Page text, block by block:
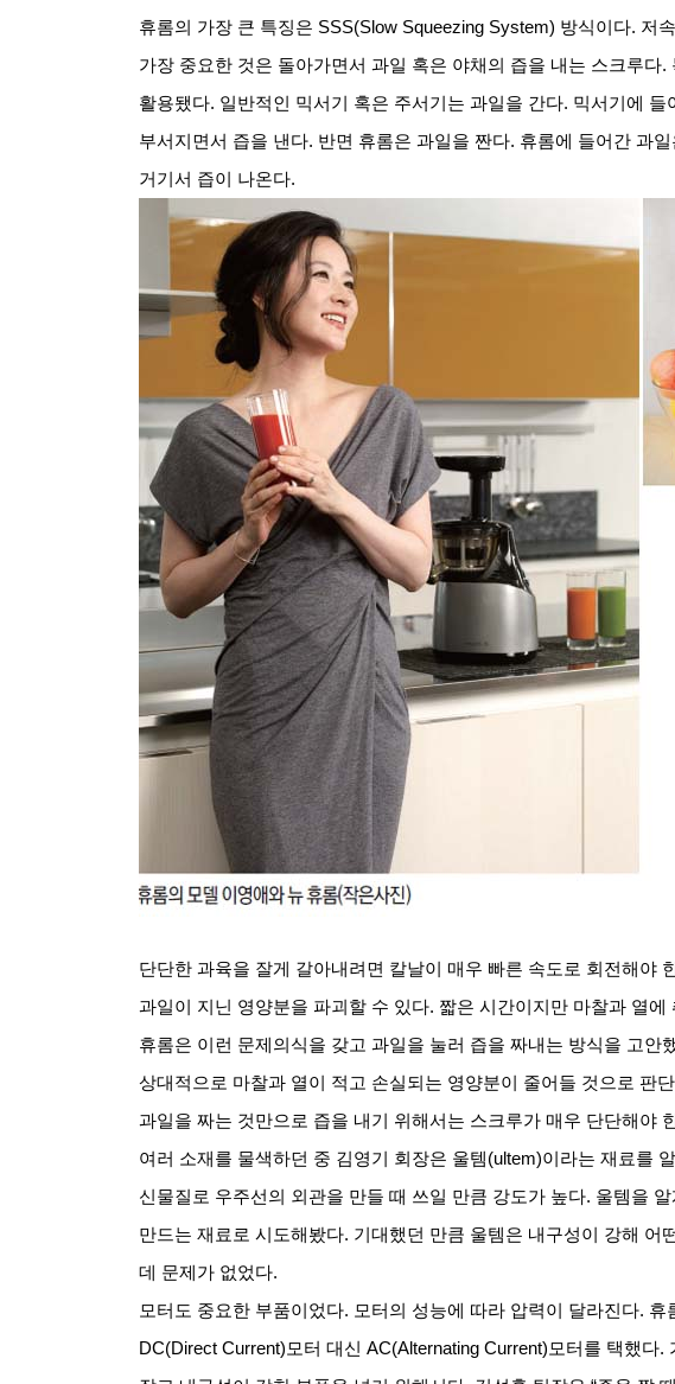
휴롬의 가장 큰 특징은 SSS(Slow Squeezing System) 방식이다. 저
가장 중요한 것은 돌아가면서 과일 혹은 야채의 즙을 내는 스크루다.
활용됐다. 일반적인 믹서기 혹은 주서기는 과일을 간다. 믹서기에 들
부서지면서 즙을 낸다. 반면 휴롬은 과일을 짠다. 휴롬에 들어간 과
거기서 즙이 나온다.
단단한 과육을 잘게 갈아내려면 칼날이 매우 빠른 속도로 회전해야
과일이 지닌 영양분을 파괴할 수 있다. 짧은 시간이지만 마찰과 열
휴롬은 이런 문제의식을 갖고 과일을 눌러 즙을 짜내는 방식을 고안
상대적으로 마찰과 열이 적고 손실되는 영양분이 줄어들 것으로 판
과일을 짜는 것만으로 즙을 내기 위해서는 스크루가 매우 단단해야
여러 소재를 물색하던 중 김영기 회장은 울템(ultem)이라는 재료를
신물질로 우주선의 외관을 만들 때 쓰일 만큼 강도가 높다. 울템을
만드는 재료로 시도해봤다. 기대했던 만큼 울템은 내구성이 강해 어
데 문제가 없었다.
모터도 중요한 부품이었다. 모터의 성능에 따라 압력이 달라진다. 휴
DC(Direct Current)모터 대신 AC(Alternating Current)모터를 택했다.